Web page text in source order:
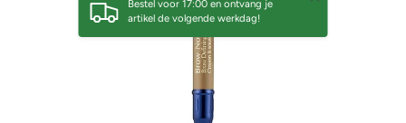
Bestel voor 17:00 en ontvang je
artikel de volgende werkdag!